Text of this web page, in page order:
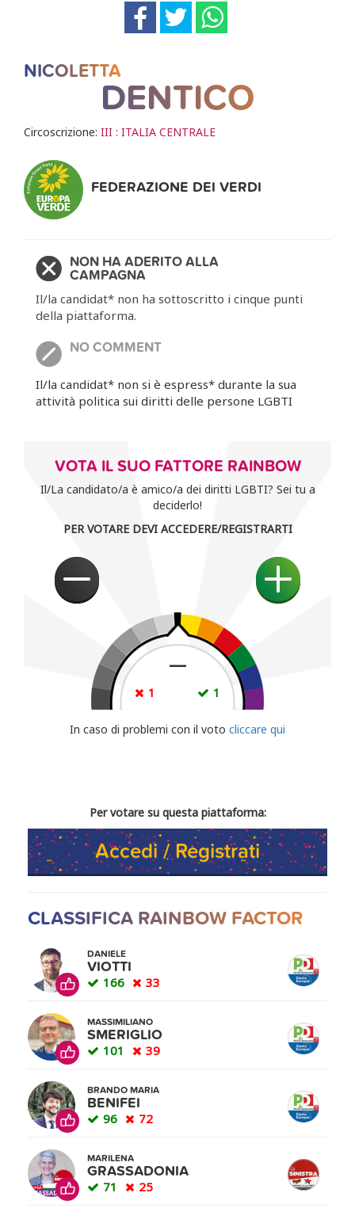
NICOLETTA
DENTICO
Circoscrizione: III : ITALIA CENTRALE
FEDERAZIONE DEI VERDI
NON HA ADERITO ALLA
CAMPAGNA
Il/la candidat* non ha sottoscritto i cinque punti
della piattaforma.
NO COMMENT
Il/la candidat* non si è espress* durante la sua
attività politica sui diritti delle persone LGBTI
VOTA IL SUO FATTORE RAINBOW
Il/La candidato/a è amico/a dei diritti LGBTI? Sei tu a
deciderlo!
PER VOTARE DEVI ACCEDERE/REGISTRARTI
—
1 1
CONDIVIDI IL TUO VOTO
In caso di problemi con il voto cliccare qui
Per votare su questa piattaforma:
Accedi / Registrati
CLASSIFICA RAINBOW FACTOR
DANIELE
VIOTTI
166 33
MASSIMILIANO
SMERIGLIO
101 39
BRANDO MARIA
BENIFEI
96 72
MARILENA
GRASSADONIA
71 25